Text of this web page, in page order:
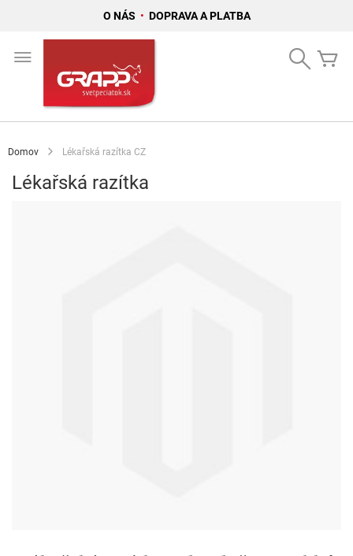
O NÁS • DOPRAVA A PLATBA
Search
Domov Lékařská razítka CZ
Lékařská razítka